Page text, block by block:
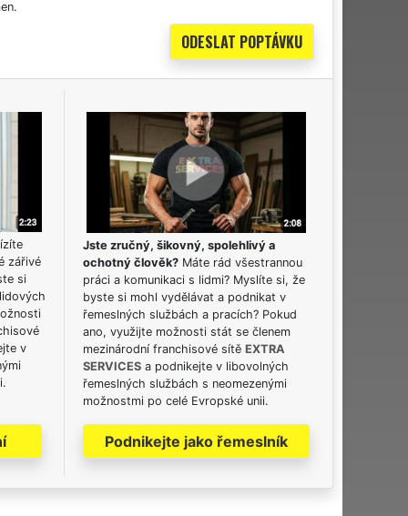
zářivé
si
v
Jste zručný, šikovný, spolehlivý a
ochotný člověk? Máte rád všestrannou
práci a komunikaci s lidmi? Myslíte si, že
byste si mohl vydělávat a podnikat v
řemeslných službách a pracích? Pokud
ano, využijte možnosti stát se členem
mezinárodní franchisové sítě EXTRA
SERVICES a podnikejte v libovolných
řemeslných službách s neomezenými
možnostmi po celé Evropské unii.
Podnikejte jako řemeslník